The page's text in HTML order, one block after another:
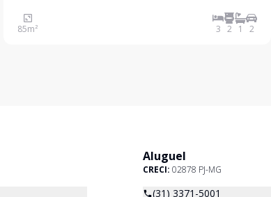
ESTAÇÃO DO METRO CALAFATE ETC . COM Piscina,
salão de festas integrado com varanda gourmet,
85m² 3 2 1 2
Aluguel
CRECI: 02878 PJ-MG
(31) 3371-5001